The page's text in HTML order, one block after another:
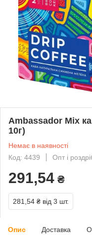
Ambassador Mix
10г)
Немає в наявності
Код: 4439
Опт і
291,54 ₴
281,54 ₴ від 3 шт.
Опис Доставка